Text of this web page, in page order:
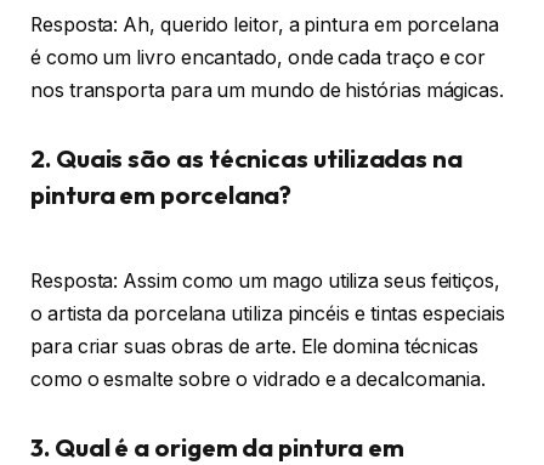
Resposta: Ah, querido leitor, a pintura em porcelana
é como um livro encantado, onde cada traço e cor
nos transporta para um mundo de histórias mágicas.
2. Quais são as técnicas utilizadas na
pintura em porcelana?
Resposta: Assim como um mago utiliza seus feitiços,
o artista da porcelana utiliza pincéis e tintas especiais
para criar suas obras de arte. Ele domina técnicas
como o esmalte sobre o vidrado e a decalcomania.
3. Qual é a origem da pintura em